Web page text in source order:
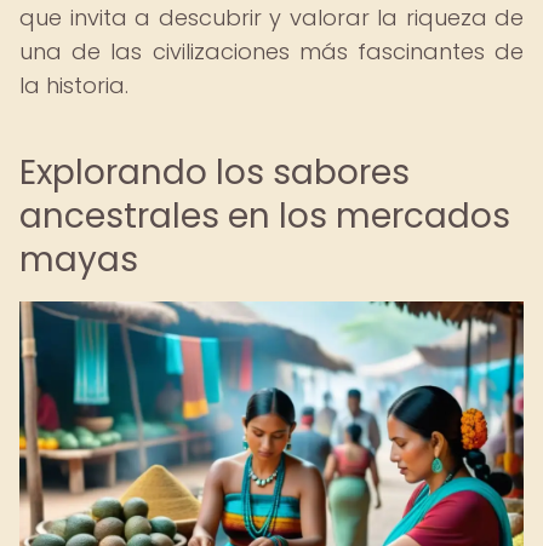
que invita a descubrir y valorar la riqueza de
una de las civilizaciones más fascinantes de
la historia.
Explorando los sabores
ancestrales en los mercados
mayas